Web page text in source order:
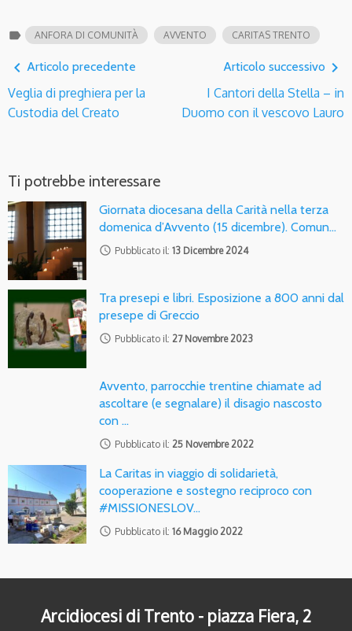
label ANFORA DI COMUNITÀ AVVENTO CARITAS TRENTO
navigate_before Articolo precedente
Veglia di preghiera per la
Custodia del Creato
Articolo successivo navigate_next
I Cantori della Stella – in
Duomo con il vescovo Lauro
Ti potrebbe interessare
Giornata diocesana della Carità nella terza
domenica d’Avvento (15 dicembre). Comun…
access_time Pubblicato il: 13 Dicembre 2024
Tra presepi e libri. Esposizione a 800 anni dal
presepe di Greccio
access_time Pubblicato il: 27 Novembre 2023
Avvento, parrocchie trentine chiamate ad
ascoltare (e segnalare) il disagio nascosto
con …
access_time Pubblicato il: 25 Novembre 2022
La Caritas in viaggio di solidarietà,
cooperazione e sostegno reciproco con
#MISSIONESLOV…
access_time Pubblicato il: 16 Maggio 2022
Arcidiocesi di Trento - piazza Fiera, 2